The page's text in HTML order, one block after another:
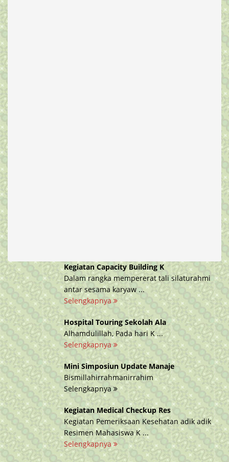
Kegiatan Capacity Building K
Dalam rangka mempererat tali silaturahmi
antar sesama karyaw ...
Selengkapnya
Hospital Touring Sekolah Ala
Alhamdulillah, Pada hari K ...
Selengkapnya
Mini Simposiun Update Manaje
Bismillahirrahmanirrahim
Selengkapnya
Kegiatan Medical Checkup Res
Kegiatan Pemeriksaan Kesehatan adik adik
Resimen Mahasiswa K ...
Selengkapnya